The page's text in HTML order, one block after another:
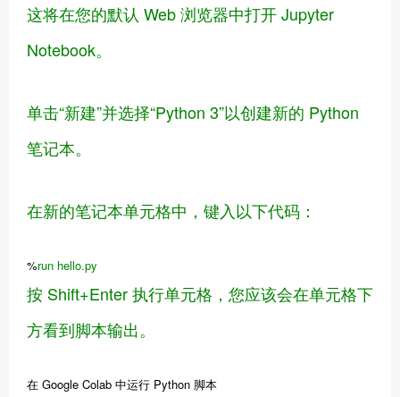
这将在您的默认 Web 浏览器中打开 Jupyter
Notebook。
单击“新建”并选择“Python 3”以创建新的 Python
笔记本。
在新的笔记本单元格中，键入以下代码：
%run hello.py
按 Shift+Enter 执行单元格，您应该会在单元格下
方看到脚本输出。
在 Google Colab 中运行 Python 脚本